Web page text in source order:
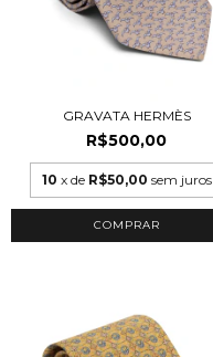
GRAVATA HERMÈS
R$500,00
10 x de R$50,00 sem juros